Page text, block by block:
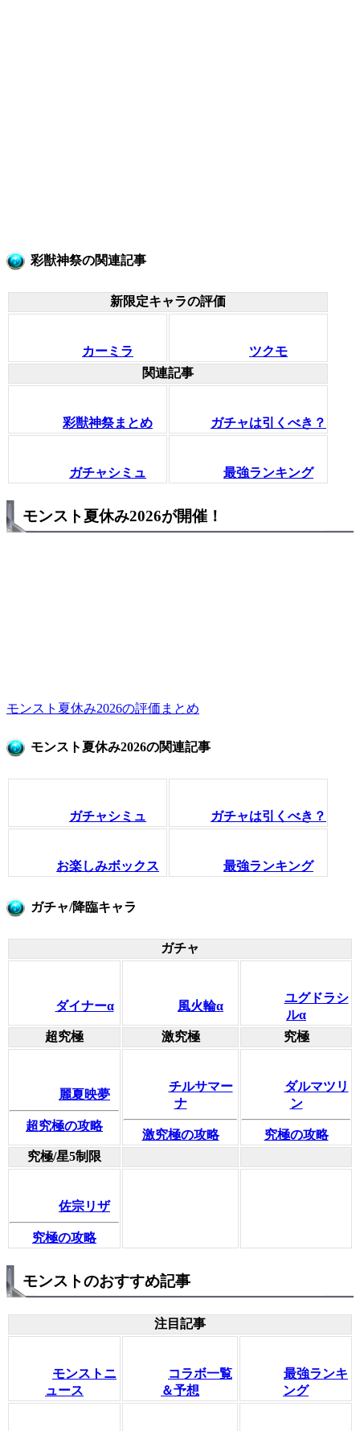
彩獣神祭の関連記事
新限定キャラの評価
カーミラ
ツクモ
関連記事
彩獣神祭まとめ ガチャは引くべき？
ガチャシミュ 最強ランキング
モンスト夏休み2026が開催！
モンスト夏休み2026の評価まとめ
モンスト夏休み2026の関連記事
ガチャシミュ ガチャは引くべき？
お楽しみボックス 最強ランキング
ガチャ/降臨キャラ
ガチャ
ダイナーα 風火輪α
ユグドラシ
ルα
超究極
激究極 究極
麗夏映夢
超究極の攻略
チルサマー
ナ
激究極の攻略
ダルマツリ
ン
究極の攻略
究極/星5制限
佐宗リザ
究極の攻略
モンストのおすすめ記事
注目記事
モンストニ
ュース
コラボ一覧
＆予想
最強ランキ
ング